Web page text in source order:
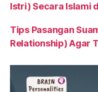
Istri) Secara Islami
Tips Pasangan
Relationship) Agar